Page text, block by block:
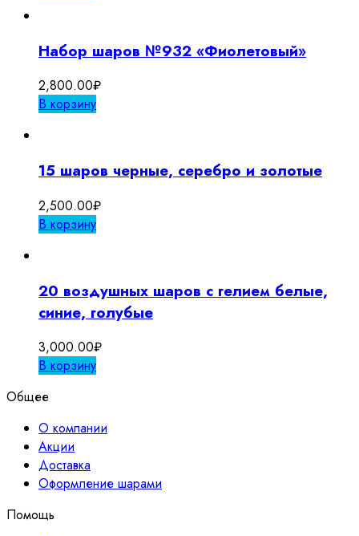
Набор шаров №932 «Фиолетовый»
2,800.00₽
В корзину
15 шаров черные, серебро и золотые
2,500.00₽
В корзину
20 воздушных шаров с гелием белые,
синие, голубые
3,000.00₽
В корзину
Общее
О компании
Акции
Доставка
Оформление шарами
Помощь